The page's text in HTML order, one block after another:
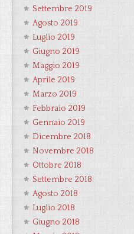
Settembre 2019
Agosto 2019
Luglio 2019
Giugno 2019
Maggio 2019
Aprile 2019
Marzo 2019
Febbraio 2019
Gennaio 2019
Dicembre 2018
Novembre 2018
Ottobre 2018
Settembre 2018
Agosto 2018
Luglio 2018
Giugno 2018